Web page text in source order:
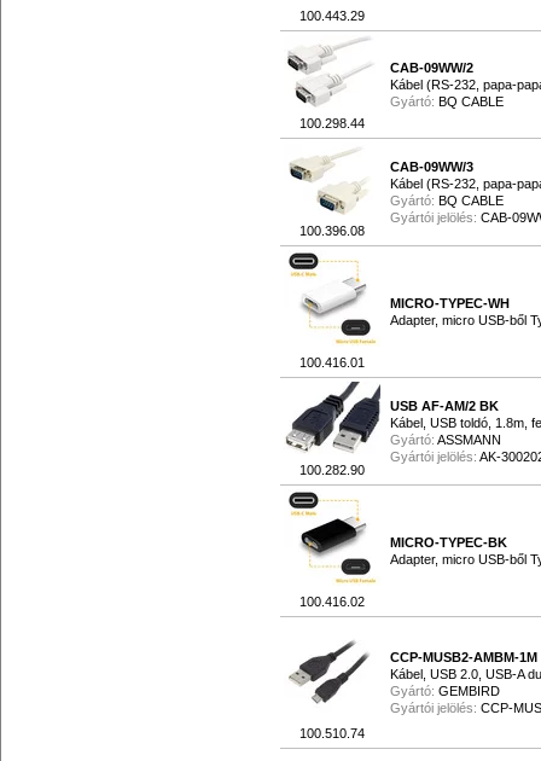
100.443.29
100.298.44
CAB-09WW/2
Kábel (RS-232, papa-
Gyártó: BQ CABLE
100.396.08
CAB-09WW/3
Kábel (RS-232, papa-
Gyártó: BQ CABLE
Gyártói jelölés: CAB-
100.416.01
MICRO-TYPEC-WH
Adapter, micro USB-ből
100.282.90
USB AF-AM/2 BK
Kábel, USB toldó, 1.8m,
Gyártó: ASSMANN
Gyártói jelölés: AK-
100.416.02
MICRO-TYPEC-BK
Adapter, micro USB-ből
100.510.74
CCP-MUSB2-AMBM-1M
Kábel, USB 2.0, USB-A
Gyártó: GEMBIRD
Gyártói jelölés: CCP-